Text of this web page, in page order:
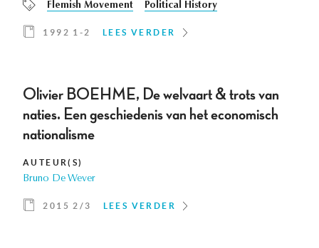
Flemish Movement Political History
1992 1-2 LEES VERDER
Olivier BOEHME, De welvaart & trots van
naties. Een geschiedenis van het economisch
nationalisme
AUTEUR(S)
Bruno De Wever
2015 2/3 LEES VERDER